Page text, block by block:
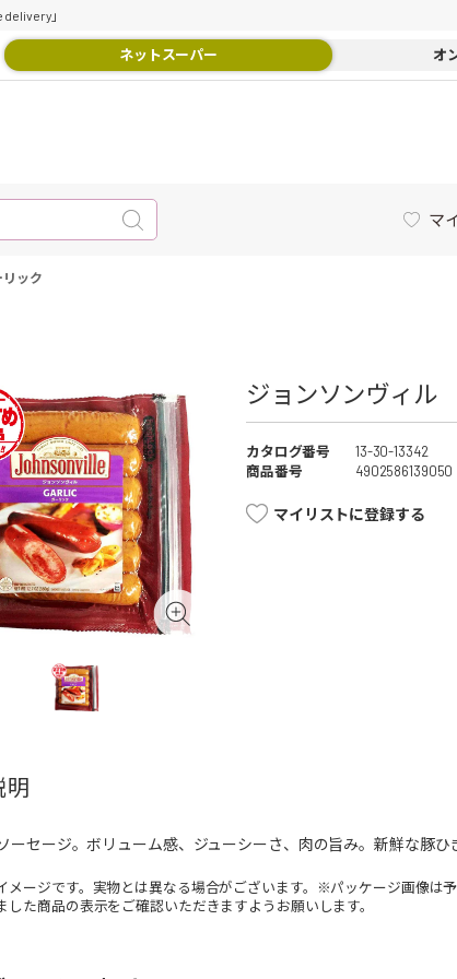
」
ネットスーパー オ
マ
ック
ジョンソンヴィル
カタログ番号
13-30-13342
商品番号
4902586139050
マイリストに登録する
明
ーセージ。ボリューム感、ジューシーさ、肉の旨み。新鮮な豚
メージです。実物とは異なる場合がございます。※パッケージ画像は
した商品の表示をご確認いただきますようお願いします。